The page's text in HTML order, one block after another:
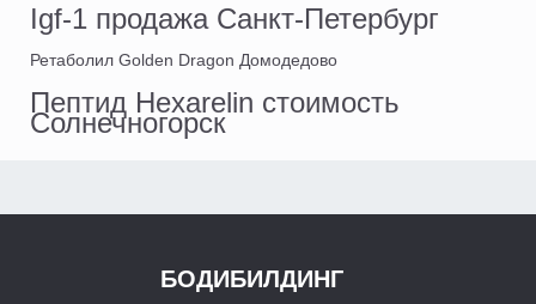
Igf-1 продажа Санкт-Петербург
Ретаболил Golden Dragon Домодедово
Пептид Hexarelin стоимость
Солнечногорск
БОДИБИЛДИНГ